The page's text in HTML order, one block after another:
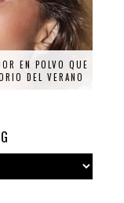
EN POLVO QUE
DEL VERANO